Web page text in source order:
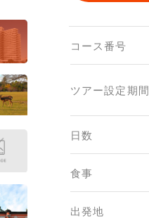
コース番号
ツアー設定期間
日数
食事
出発地